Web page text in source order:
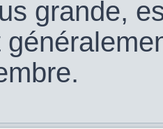
grande,